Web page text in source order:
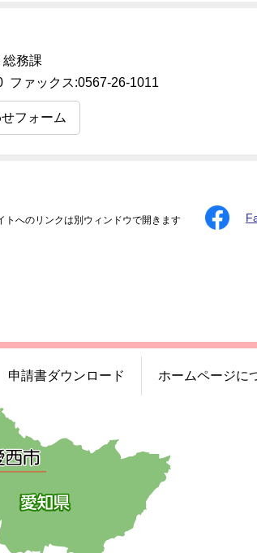
務課
ファックス:0567-26-1011
フォーム
トへのリンクは別ウィンドウで開きます
申請書ダウンロード ホームページに